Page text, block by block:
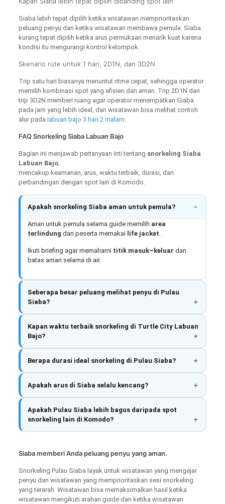
Siaba lebih tepat dipilih ketika wisatawan memprioritaskan
peluang penyu dan ketika wisatawan membawa pemula. Siaba
kurang tepat dipilih ketika arus permukaan menarik kuat karena
kondisi itu mengurangi kontrol kelompok.
Skenario rute untuk 1 hari, 2D1N, dan 3D2N
Trip satu hari biasanya menuntut ritme cepat, sehingga operator
memilih kombinasi spot yang efisien dan aman. Trip 2D1N dan
trip 3D2N memberi ruang agar operator menempatkan Siaba
pada jam yang lebih ideal, dan wisatawan bisa melihat contoh
alur pada labuan bajo 3 hari 2 malam.
FAQ Snorkeling Siaba Labuan Bajo
Bagian ini menjawab pertanyaan inti tentang snorkeling Siaba
Labuan Bajo,
mencakup keamanan, arus, waktu terbaik, durasi, dan
perbandingan dengan spot lain di Komodo.
Apakah snorkeling Siaba aman untuk pemula?
Aman untuk pemula selama guide memilih area
terlindung dan peserta memakai life jacket.
Ikuti briefing agar memahami titik masuk–keluar dan
batas aman selama di air.
Seberapa besar peluang melihat penyu di Pulau
Siaba?
Kapan waktu terbaik snorkeling di Turtle City Labuan
Bajo?
Berapa durasi ideal snorkeling di Pulau Siaba?
Apakah arus di Siaba selalu kencang?
Apakah Pulau Siaba lebih bagus daripada spot
snorkeling lain di Komodo?
Siaba memberi Anda peluang penyu yang aman.
Snorkeling Pulau Siaba layak untuk wisatawan yang mengejar
penyu dan wisatawan yang memprioritaskan sesi snorkeling
yang terarah. Wisatawan bisa memaksimalkan hasil ketika
wisatawan mengikuti arahan guide dan ketika wisatawan